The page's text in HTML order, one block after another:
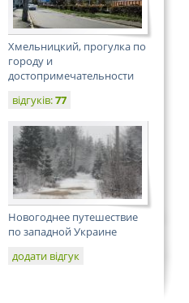
Хмельницкий, прогулка по
городу и
достопримечательности
відгуків:77
Новогоднее путешествие
по западной Украине
додати відгук